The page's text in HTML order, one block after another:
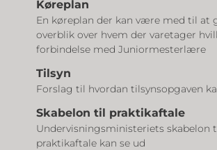
Køreplan
En køreplan der kan være med til at
overblik over hvem der varetager
forbindelse med Juniormesterlære
Tilsyn
Forslag til hvordan tilsynsopgaven
Skabelon til praktikaftale
Undervisningsministeriets skabelon
praktikaftale kan se ud